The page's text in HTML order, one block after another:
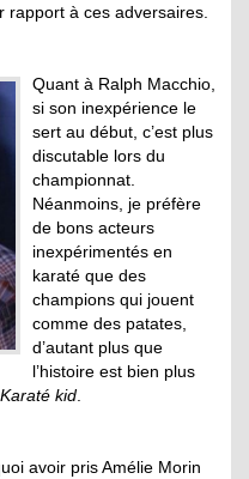
à ces adversaires.
Quant à Ralph Macchio,
si son inexpérience le
sert au début, c’est plus
discutable lors du
championnat.
Néanmoins, je préfère
de bons acteurs
inexpérimentés en
karaté que des
champions qui jouent
comme des patates,
d’autant plus que
l’histoire est bien plus
Karaté kid
avoir pris Amélie Morin